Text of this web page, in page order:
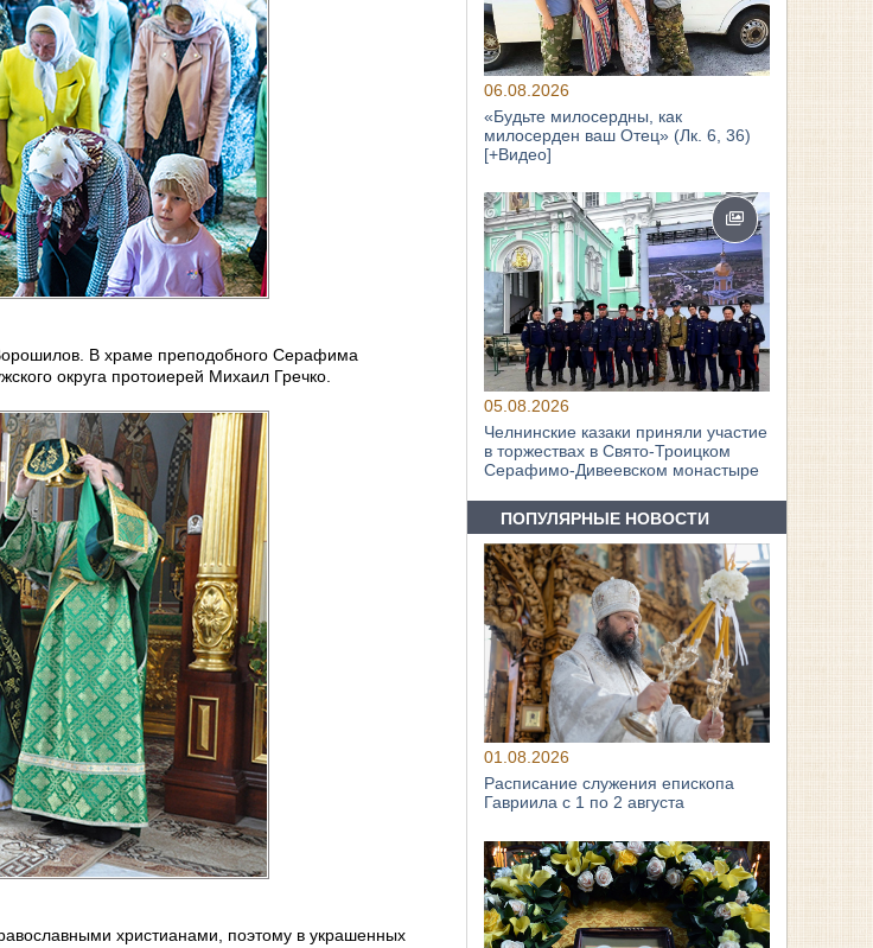
В храме преподобного Серафима
округа протоиерей Михаил Гречко.
христианами, поэтому в украшенных
06.08.2026
«Будьте милосердны, как
милосерден ваш Отец» (Лк. 6, 36)
[+Видео]
05.08.2026
Челнинские казаки приняли участие
в торжествах в Свято‑Троицком
Серафимо‑Дивеевском монастыре
ПОПУЛЯРНЫЕ НОВОСТИ
01.08.2026
Расписание служения епископа
Гавриила с 1 по 2 августа